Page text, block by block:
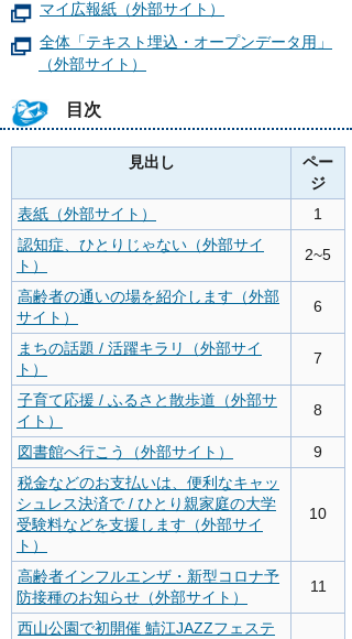
マイ広報紙（外部サイト）
全体「テキスト埋込・オープンデータ用」
（外部サイト）
目次
見出し
ペー
ジ
表紙（外部サイト）
1
認知症、ひとりじゃない（外部サイ
ト）
2~5
高齢者の通いの場を紹介します（外部
サイト）
6
まちの話題 / 活躍キラリ（外部サイ
ト）
7
子育て応援 / ふるさと散歩道（外部サ
イト）
8
図書館へ行こう（外部サイト）
9
税金などのお支払いは、便利なキャッ
シュレス決済で / ひとり親家庭の大学
受験料などを支援します（外部サイ
ト）
10
高齢者インフルエンザ・新型コロナ予
防接種のお知らせ（外部サイト）
11
西山公園で初開催 鯖江JAZZフェステ